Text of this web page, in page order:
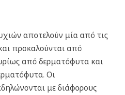
αποτελούν μία από τις
προκαλούνται από
από δερματόφυτα και
Οι
με διάφορους